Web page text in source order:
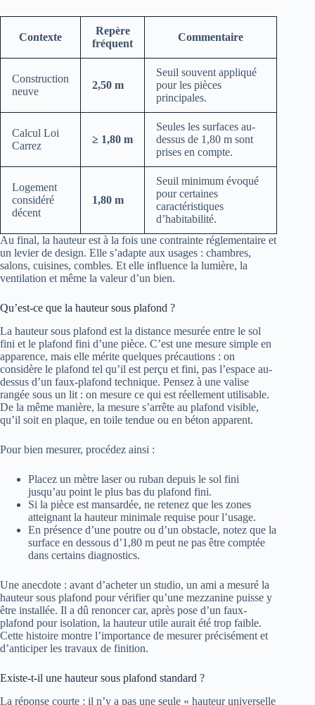
Contexte
Repère
fréquent
Commentaire
Construction
neuve
2,50 m
Seuil souvent appliqué
pour les pièces
principales.
Calcul Loi
Carrez
≥ 1,80 m
Seules les surfaces au-
dessus de 1,80 m sont
prises en compte.
Logement
considéré
décent
1,80 m
Seuil minimum évoqué
pour certaines
caractéristiques
d’habitabilité.
Au final, la hauteur est à la fois une contrainte réglementaire et
un levier de design. Elle s’adapte aux usages : chambres,
salons, cuisines, combles. Et elle influence la lumière, la
ventilation et même la valeur d’un bien.
Qu’est-ce que la hauteur sous plafond ?
La hauteur sous plafond est la distance mesurée entre le sol
fini et le plafond fini d’une pièce. C’est une mesure simple en
apparence, mais elle mérite quelques précautions : on
considère le plafond tel qu’il est perçu et fini, pas l’espace au-
dessus d’un faux-plafond technique. Pensez à une valise
rangée sous un lit : on mesure ce qui est réellement utilisable.
De la même manière, la mesure s’arrête au plafond visible,
qu’il soit en plaque, en toile tendue ou en béton apparent.
Pour bien mesurer, procédez ainsi :
Placez un mètre laser ou ruban depuis le sol fini
jusqu’au point le plus bas du plafond fini.
Si la pièce est mansardée, ne retenez que les zones
atteignant la hauteur minimale requise pour l’usage.
En présence d’une poutre ou d’un obstacle, notez que la
surface en dessous d’1,80 m peut ne pas être comptée
dans certains diagnostics.
Une anecdote : avant d’acheter un studio, un ami a mesuré la
hauteur sous plafond pour vérifier qu’une mezzanine puisse y
être installée. Il a dû renoncer car, après pose d’un faux-
plafond pour isolation, la hauteur utile aurait été trop faible.
Cette histoire montre l’importance de mesurer précisément et
d’anticiper les travaux de finition.
Existe-t-il une hauteur sous plafond standard ?
La réponse courte : il n’y a pas une seule « hauteur universelle